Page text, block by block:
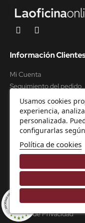
Usamos cookies
experiencia,
personalizada.
configurarlas
Política de cookies
Información
Mi Cuenta
Seguimiento del pedido
Preguntas Frecuentes
Envío y Transporte
Soporte y asistencia
Sobre la Tienda
Nosotros
Formas de Pago
Garantía y Devoluciones
Política de Privacidad
8.9/10